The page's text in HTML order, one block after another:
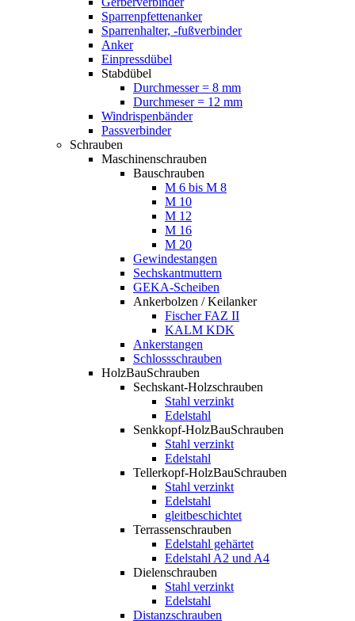
Sparrenpfettenanker
Sparrenhalter, -fußverbinder
Anker
Einpressdübel
Stabdübel
Durchmesser = 8 mm
Durchmeser = 12 mm
Windrispenbänder
Passverbinder
Schrauben
Maschinenschrauben
Bauschrauben
M 6 bis M 8
M 10
M 12
M 16
M 20
Gewindestangen
Sechskantmuttern
GEKA-Scheiben
Ankerbolzen / Keilanker
Fischer FAZ II
KALM KDK
Ankerstangen
Schlossschrauben
HolzBauSchrauben
Sechskant-Holzschrauben
Stahl verzinkt
Edelstahl
Senkkopf-HolzBauSchrauben
Stahl verzinkt
Edelstahl
Tellerkopf-HolzBauSchrauben
Stahl verzinkt
Edelstahl
gleitbeschichtet
Terrassenschrauben
Edelstahl gehärtet
Edelstahl A2 und A4
Dielenschrauben
Stahl verzinkt
Edelstahl
Distanzschrauben